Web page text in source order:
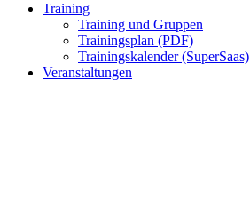
Training
Training und Gruppen
Trainingsplan (PDF)
Trainingskalender (SuperSaas)
Veranstaltungen